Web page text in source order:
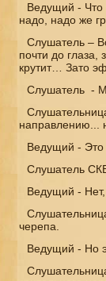
Ведущий - Что
надо, надо же
Слушатель –
почти до глаза,
крутит… Зато
Слушатель -
направлению...
Ведущий - Это
Слушатель
Ведущий - Нет,
черепа.
Ведущий - Но